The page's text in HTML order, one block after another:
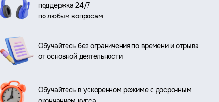
поддержка 24/7
по любым вопросам
Обучайтесь без ограничения по времени и отрыва
от основной деятельности
Обучайтесь в ускоренном режиме с досрочным